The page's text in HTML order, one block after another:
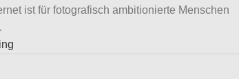
ist für fotografisch ambitionierte Menschen